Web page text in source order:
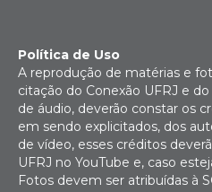
Política de Uso
A reprodução de matérias e
citação do Conexão UFRJ e
de áudio, deverão constar os
em sendo explicitados, dos
de vídeo, esses créditos
UFRJ no YouTube e, caso
Fotos devem ser atribuídas à